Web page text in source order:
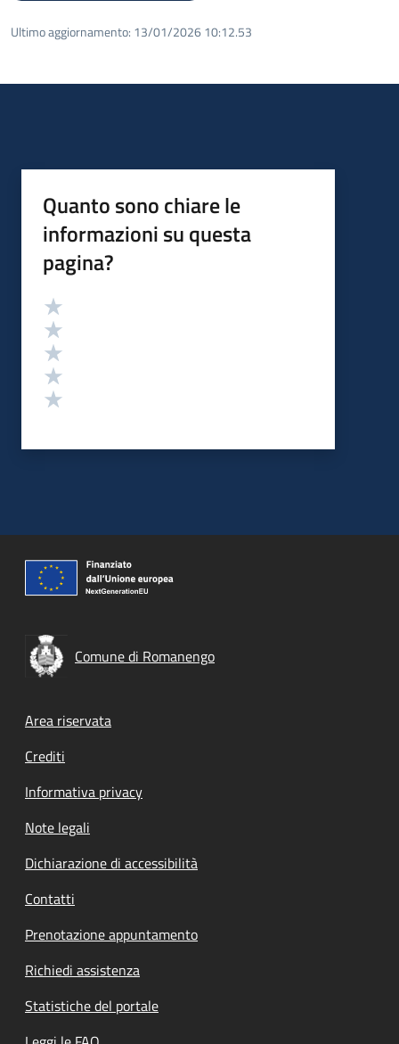
Ultimo aggiornamento: 13/01/2026 10:12.53
Quanto sono chiare le
informazioni su questa
pagina?
Valutazione
Comune di Romanengo
Footer menu
Area riservata
Crediti
Informativa privacy
Note legali
Dichiarazione di accessibilità
Contatti
Prenotazione appuntamento
Richiedi assistenza
Statistiche del portale